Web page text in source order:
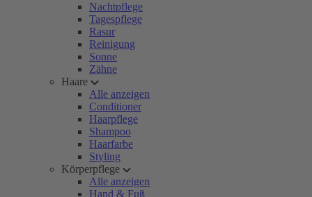
Nachtpflege
Tagespflege
Rasur
Reinigung
Sonne
Zähne
Haare
Alle anzeigen
Conditioner
Haarpflege
Shampoo
Haarfarbe
Styling
Körperpflege
Alle anzeigen
Hand & Fuß